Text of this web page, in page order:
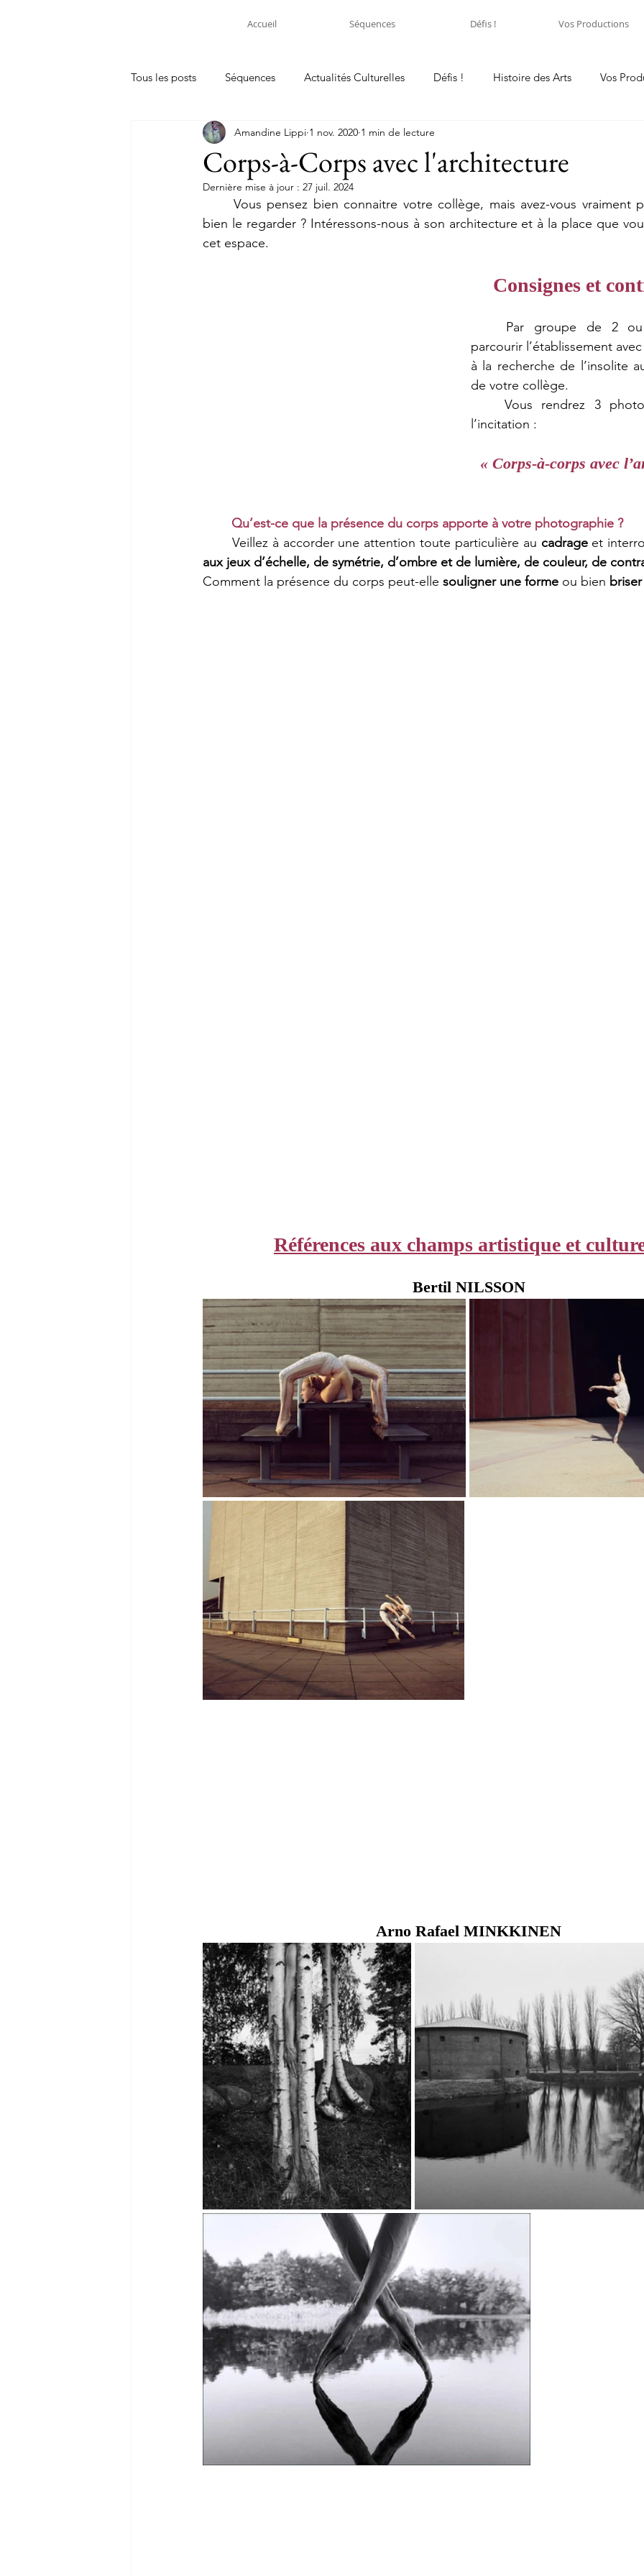
Accueil Séquences Défis ! Vos Productions
Tous les posts Séquences Actualités Culturelles Défis ! Histoire des Arts Vos
Corps-à-Corps avec l'architecture
Amandine Lippi 1 nov. 2020 1 min de lecture
Dernière mise à jour : 27 juil. 2024
bien le regarder ? Intéressons-nous à son architecture et à la place que
cet espace.
Consignes et
parcourir l’établissement
à la recherche de l’insolite
de votre collège.
	Vous rendrez 3 photos répondant à
l’incitation :
« Corps-à-corps avec
Qu’est-ce que la présence du corps apporte à votre photographie ?
	Veillez à accorder une attention toute particulière au
cadrage
aux jeux d’échelle, de symétrie, d’ombre et de lumière, de couleur, de
Comment la présence du corps peut-elle souligner une forme ou bien
Références aux champs artistique et
Bertil NILSSON
Arno Rafael MINKKINEN